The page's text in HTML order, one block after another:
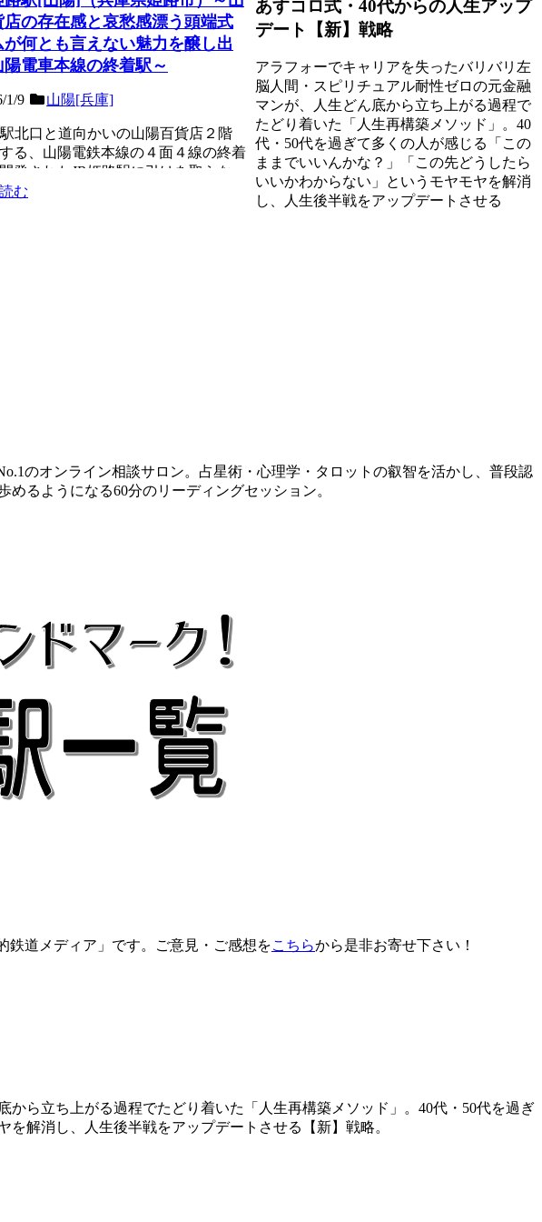
店の存在感と哀愁感漂う頭端式
が何とも言えない魅力を醸し出
電車本線の終着駅～
1/9 山陽[兵庫]
北口と道向かいの山陽百貨店２階
る、山陽電鉄本線の４面４線の終着
発されたJR姫路駅に引けを取らな
貨店の存在感...
む
あすコロ式・40代からの人生アップ
デート【新】戦略
アラフォーでキャリアを失ったバリバリ左
脳人間・スピリチュアル耐性ゼロの元金融
マンが、人生どん底から立ち上がる過程で
たどり着いた「人生再構築メソッド」。40
代・50代を過ぎて多くの人が感じる「この
ままでいいんかな？」「この先どうしたら
いいかわからない」というモヤモヤを解消
し、人生後半戦をアップデートさせる
のオンライン相談サロン。占星術・心理学・タロットの叡智を活かし、普段認
るようになる60分のリーディングセッション。
鉄道メディア」です。ご意見・ご感想をこちらから是非お寄せ下さい！
ら立ち上がる過程でたどり着いた「人生再構築メソッド」。40代・50代を過ぎ
解消し、人生後半戦をアップデートさせる【新】戦略。